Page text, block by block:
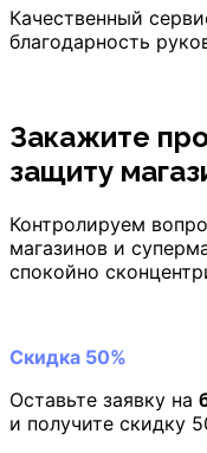
Качественный
благодарность
Закажите
защиту
Контролируем
магазинов и
спокойно
Скидка 50%
Оставьте заявку на
и получите скидку